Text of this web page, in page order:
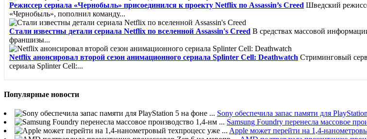
Режиссер сериала «Чернобыль» присоединился к проекту Netflix по Assassin’s Creed Шведский
«Чернобыль», пополнил команду...
Стали известны детали сериала Netflix по вселенной Assassin's Creed В средствах массовой
франшизы...
Netflix анонсировал второй сезон анимационного сериала Splinter Cell: Deathwatch Стриминговый
сериала Splinter Cell:...
Популярные новости
Sony обеспечила запас памяти для
Samsung Foundry перенесла массовое
Apple может перейти на 1,4-